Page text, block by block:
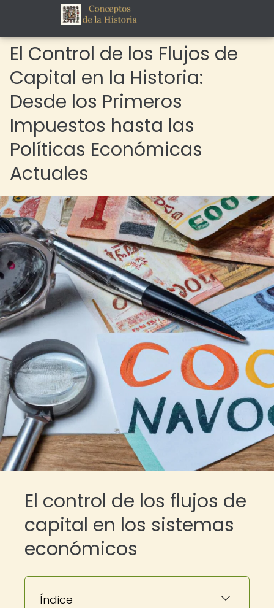
El Control de los Flujos de
Capital en la Historia:
Desde los Primeros
Impuestos hasta las
Políticas Económicas
Actuales
El control de los flujos de
capital en los sistemas
económicos
Índice